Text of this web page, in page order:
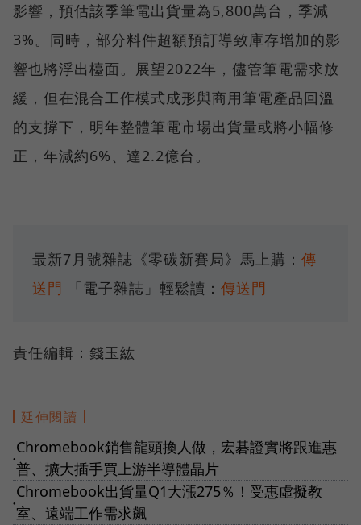
影響，預估該季筆電出貨量為5,800萬台，季減
3%。同時，部分料件超額預訂導致庫存增加的影
響也將浮出檯面。展望2022年，儘管筆電需求放
緩，但在混合工作模式成形與商用筆電產品回溫
的支撐下，明年整體筆電市場出貨量或將小幅修
正，年減約6%、達2.2億台。
最新7月號雜誌《零碳新賽局》馬上購： 傳
送門
「電子雜誌」輕鬆讀： 傳送門
責任編輯：錢玉紘
延伸閱讀
●
Chromebook銷售龍頭換人做，宏碁證實將跟進惠
普、擴大插手買上游半導體晶片
●
Chromebook出貨量Q1大漲275％！受惠虛擬教
室、遠端工作需求飆